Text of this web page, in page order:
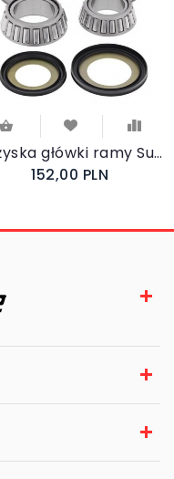
Łożyska główki ramy Suzuki VS 800GL Intruder 92-09
152,00 PLN